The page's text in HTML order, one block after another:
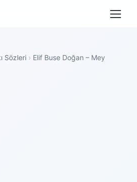
Sözleri › Elif Buse Doğan – Mey